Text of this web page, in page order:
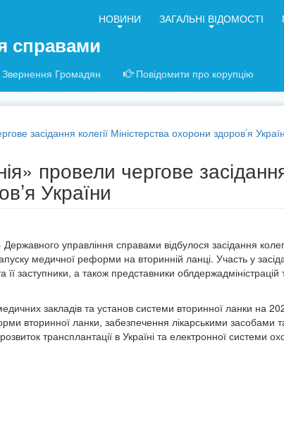
справами
Звернення Громадян Повідомити про корупцію
НОВИНИ ЗАГАЛЬНІ ВІДОМОСТІ
засідання колегії Міністерства охорони здоров’я
провели чергове
України
управління справами відбулося засідання
медичної реформи на вторинній ланці. Участь у
заступники, а також представники
закладів та установ системи вторинної ланки на
вторинної ланки, забезпечення лікарськими засобами
трансплантації в Україні та електронної системи